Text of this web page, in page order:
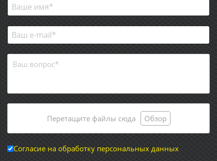
Перетащите файлы сюда Обзор
Согласие на обработку персональных данных